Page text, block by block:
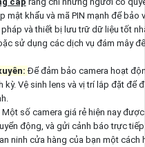
mật khẩu và mã PIN mạnh để bảo
và thiết bị lưu trữ dữ liệu tốt
sử dụng các dịch vụ đám mây
Để đảm bảo camera hoạt
Vệ sinh lens và vị trí lắp đặt để
Một số camera giá rẻ hiện nay
động, và gửi cảnh báo trực
ninh cửa hàng của bạn một cách